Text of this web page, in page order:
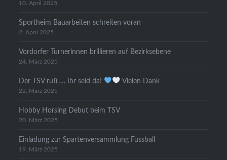
10. April 2025
Sportheim Bauarbeiten schreiten voran
2. April 2025
Vordorfer Turnerinnen brillieren auf Bezirksebene
24. März 2025
Der TSV ruft…. Ihr seid da! Vielen Dank
22. März 2025
Hobby Horsing Debut beim TSV
20. März 2025
Einladung zur Spartenversammlung Fussball
19. März 2025